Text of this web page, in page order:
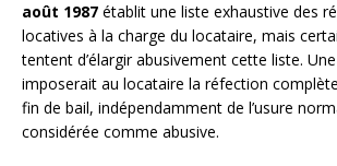
août 1987 établit une liste exhaustive des
locatives à la charge du locataire, mais
tentent d’élargir abusivement cette liste.
imposerait au locataire la réfection
fin de bail, indépendamment de l’usure
considérée comme abusive.